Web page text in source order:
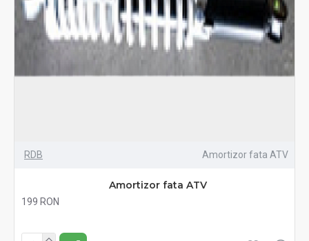
RDB Amortizor fata ATV
Amortizor fata ATV
199 RON